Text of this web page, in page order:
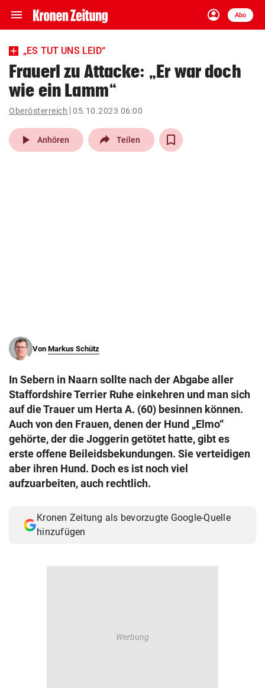
menu Navigation
ein-/ausklappen
account_circle
Anmelden
Abo
close Schließen
account_circle Anmelden
pin_drop
Wien arrow_right
„ES TUT UNS LEID“
Frauerl zu Attacke: „Er war doch
wie ein Lamm“
Oberösterreich 05.10.2023 06:00
play_arrow Anhören Teilen
Von Markus Schütz
In Sebern in Naarn sollte nach der Abgabe aller
Staffordshire Terrier Ruhe einkehren und man sich
auf die Trauer um Herta A. (60) besinnen können.
Auch von den Frauen, denen der Hund „Elmo“
gehörte, der die Joggerin getötet hatte, gibt es
erste offene Beileidsbekundungen. Sie verteidigen
aber ihren Hund. Doch es ist noch viel
aufzuarbeiten, auch rechtlich.
Kronen Zeitung als bevorzugte Google-Quelle
hinzufügen